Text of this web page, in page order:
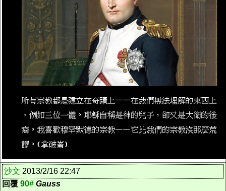
沙文 2013/2/16 22:47
回覆 90# Gauss